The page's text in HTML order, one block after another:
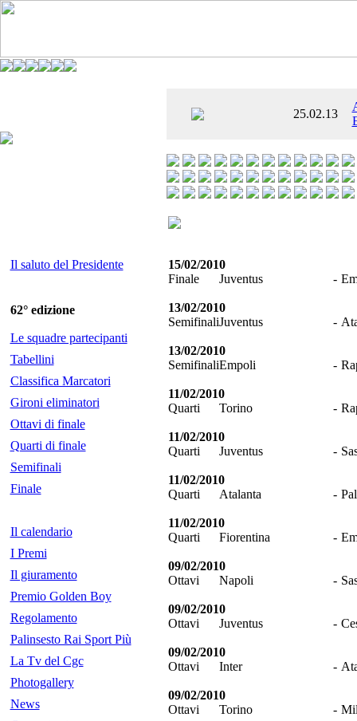
25.02.13
Il saluto del Presidente
62° edizione
Le squadre partecipanti
Tabellini
Classifica Marcatori
Gironi eliminatori
Ottavi di finale
Quarti di finale
Semifinali
Finale
Il calendario
I Premi
Il giuramento
Premio Golden Boy
Regolamento
Palinsesto Rai Sport Più
La Tv del Cgc
Photogallery
News
15/02/2010
Finale
Juventus -
13/02/2010
SemifinaliJuventus -
13/02/2010
SemifinaliEmpoli -
11/02/2010
Quarti
Torino -
11/02/2010
Quarti
Juventus -
11/02/2010
Quarti
Atalanta -
11/02/2010
Quarti
Fiorentina -
09/02/2010
Ottavi
Napoli -
09/02/2010
Ottavi
Juventus -
09/02/2010
Ottavi
Inter -
09/02/2010
Ottavi
Torino -